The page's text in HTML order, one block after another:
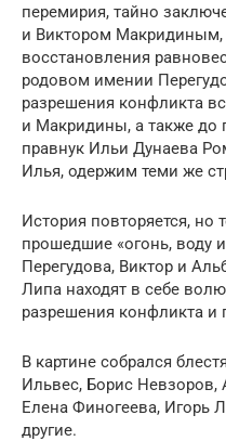
перемирия, тайно
и Виктором Макридиным,
восстановления
родовом имении
разрешения конфликта
и Макридины, а также до
правнук Ильи Дунаева
Илья, одержим теми же
История повторяется, но
прошедшие «огонь, воду
Перегудова, Виктор и
Липа находят в себе
разрешения конфликта и
В картине собрался
Ильвес, Борис Невзоров,
Елена Финогеева, Игорь
другие.